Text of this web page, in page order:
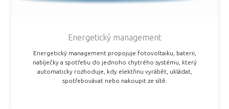
Energetický management
Energetický management propojuje fotovoltaiku, baterii,
nabíječky a spotřebu do jednoho chytrého systému, který
automaticky rozhoduje, kdy elektřinu vyrábět, ukládat,
spotřebovávat nebo nakoupit ze sítě.